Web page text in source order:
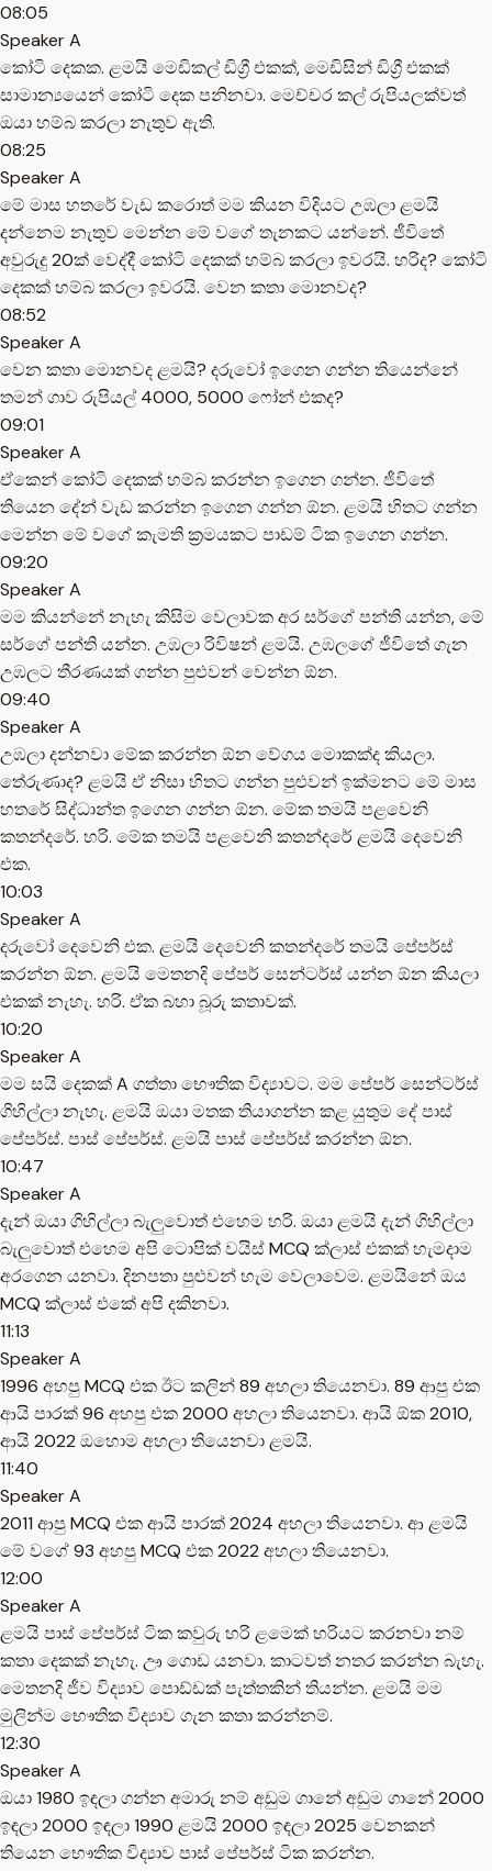
08:05
Speaker A
කෝටි දෙකක. ළමයි මෙඩිකල් ඩිග්‍රී එකක්, මෙඩිසින් ඩිග්‍රී එකක්
සාමාන්‍යයෙන් කෝටි දෙක පනිනවා. මෙච්චර කල් රුපියලක්වත්
ඔයා හම්බ කරලා නැතුව ඇති.
08:25
Speaker A
මේ මාස හතරේ වැඩ කරොත් මම කියන විදියට උඹලා ළමයි
දන්නෙම නැතුව මෙන්න මේ වගේ තැනකට යන්නේ. ජීවිතේ
අවුරුදු 20ක් වෙද්දී කෝටි දෙකක් හම්බ කරලා ඉවරයි. හරිද? කෝටි
දෙකක් හම්බ කරලා ඉවරයි. වෙන කතා මොනවද?
08:52
Speaker A
වෙන කතා මොනවද ළමයි? දරුවෝ ඉගෙන ගන්න තියෙන්නේ
තමන් ගාව රුපියල් 4000, 5000 ෆෝන් එකද?
09:01
Speaker A
ඒකෙන් කෝටි දෙකක් හම්බ කරන්න ඉගෙන ගන්න. ජීවිතේ
තියෙන දේන් වැඩ කරන්න ඉගෙන ගන්න ඕන. ළමයි හිතට ගන්න
මෙන්න මේ වගේ කැමති ක්‍රමයකට පාඩම් ටික ඉගෙන ගන්න.
09:20
Speaker A
මම කියන්නේ නැහැ කිසිම වෙලාවක අර සර්ගේ පන්ති යන්න, මේ
සර්ගේ පන්ති යන්න. උඹලා රිවිෂන් ළමයි. උඹලගේ ජීවිතේ ගැන
උඹලට තීරණයක් ගන්න පුළුවන් වෙන්න ඕන.
09:40
Speaker A
උඹලා දන්නවා මේක කරන්න ඕන වේගය මොකක්ද කියලා.
තේරුණාද? ළමයි ඒ නිසා හිතට ගන්න පුළුවන් ඉක්මනට මේ මාස
හතරේ සිද්ධාන්ත ඉගෙන ගන්න ඕන. මේක තමයි පළවෙනි
කතන්දරේ. හරි. මේක තමයි පළවෙනි කතන්දරේ ළමයි දෙවෙනි
එක.
10:03
Speaker A
දරුවෝ දෙවෙනි එක. ළමයි දෙවෙනි කතන්දරේ තමයි පේපර්ස්
කරන්න ඕන. ළමයි මෙතනදි පේපර් සෙන්ටර්ස් යන්න ඕන කියලා
එකක් නැහැ. හරි. ඒක බහා බූරු කතාවක්.
10:20
Speaker A
මම සයි දෙකක් A ගත්තා භෞතික විද්‍යාවට. මම පේපර් සෙන්ටර්ස්
ගිහිල්ලා නැහැ. ළමයි ඔයා මතක තියාගන්න කළ යුතුම දේ පාස්
පේපර්ස්. පාස් පේපර්ස්. ළමයි පාස් පේපර්ස් කරන්න ඕන.
10:47
Speaker A
දැන් ඔයා ගිහිල්ලා බැලුවොත් එහෙම හරි. ඔයා ළමයි දැන් ගිහිල්ලා
බැලුවොත් එහෙම අපි ටොපික් වයිස් MCQ ක්ලාස් එකක් හැමදාම
අරගෙන යනවා. දිනපතා පුළුවන් හැම වෙලාවෙම. ළමයිනේ ඔය
MCQ ක්ලාස් එකේ අපි දකිනවා.
11:13
Speaker A
1996 අහපු MCQ එක ඊට කලින් 89 අහලා තියෙනවා. 89 ආපු එක
ආයි පාරක් 96 අහපු එක 2000 අහලා තියෙනවා. ආයි ඕක 2010,
ආයි 2022 ඔහොම අහලා තියෙනවා ළමයි.
11:40
Speaker A
2011 ආපු MCQ එක ආයි පාරක් 2024 අහලා තියෙනවා. ආ ළමයි
මේ වගේ 93 අහපු MCQ එක 2022 අහලා තියෙනවා.
12:00
Speaker A
ළමයි පාස් පේපර්ස් ටික කවුරු හරි ළමෙක් හරියට කරනවා නම්
කතා දෙකක් නැහැ. ඌ ගොඩ යනවා. කාටවත් නතර කරන්න බැහැ.
මෙතනදි ජීව විද්‍යාව පොඩ්ඩක් පැත්තකින් තියන්න. ළමයි මම
මුලින්ම භෞතික විද්‍යාව ගැන කතා කරන්නම්.
12:30
Speaker A
ඔයා 1980 ඉඳලා ගන්න අමාරු නම් අඩුම ගානේ අඩුම ගානේ 2000
ඉඳලා 2000 ඉඳලා 1990 ළමයි 2000 ඉඳලා 2025 වෙනකන්
තියෙන භෞතික විද්‍යාව පාස් පේපර්ස් ටික කරන්න.